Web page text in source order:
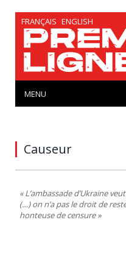
FRANÇAIS ENGLISH
MENU
Causeur
« L’ambassade d’Ukraine
(…) on n’a pas le droit de
honteuse de censure »